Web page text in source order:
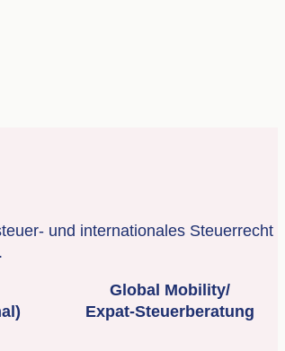
und internationales Steuerrecht
Global Mobility/
Expat-Steuerberatung